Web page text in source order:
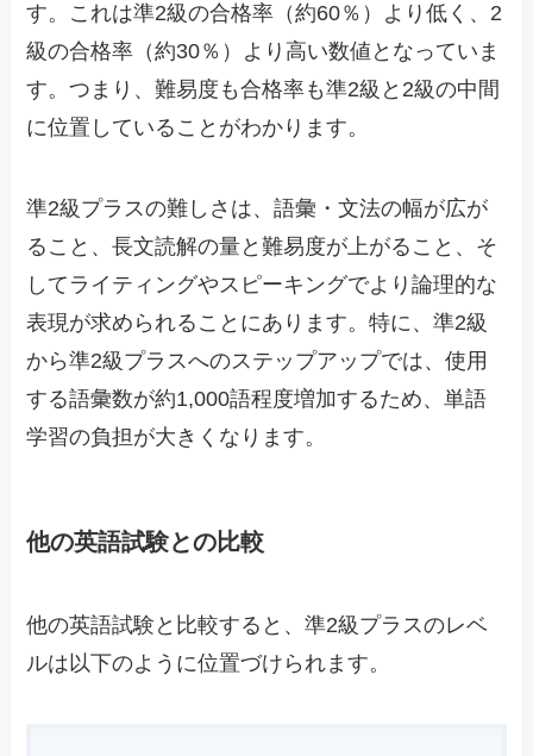
す。これは準2級の合格率（約60％）より低く、2
級の合格率（約30％）より高い数値となっていま
す。つまり、難易度も合格率も準2級と2級の中間
に位置していることがわかります。
準2級プラスの難しさは、語彙・文法の幅が広が
ること、長文読解の量と難易度が上がること、そ
してライティングやスピーキングでより論理的な
表現が求められることにあります。特に、準2級
から準2級プラスへのステップアップでは、使用
する語彙数が約1,000語程度増加するため、単語
学習の負担が大きくなります。
他の英語試験との比較
他の英語試験と比較すると、準2級プラスのレベ
ルは以下のように位置づけられます。